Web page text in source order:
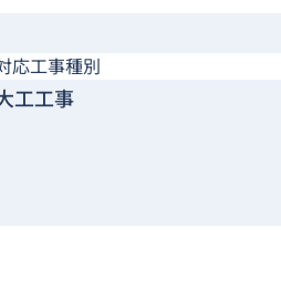
応工事種別
工工事